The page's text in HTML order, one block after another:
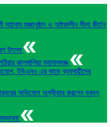
যজ্ঞানুষ্ঠান ও অষ্টকালীন লীলা কীর্তন
উৎসব
ঝালমালিয়া মহানামযজ্ঞ
ইউএনও এর কাছে ব্যবসায়ীদের
অভিযোগ অস্বীকার করলেন যুবদল